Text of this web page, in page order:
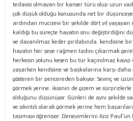
tedavisi olmayan bir kanser türü olup uzun
çok düşük olduğu konusunda net bir
ardından mucizevi bir şekilde dört yıl yaşayan
kaldığı bu süreçte hayatın onu değiştirdiğini
ve dayanılmaz keder girdabında, kendisine bir
hayatın her şeye rağmen tadını çıkarmak
herkesin yolunu kesen bu tür kaçınılmaz kayıp
yaşarken kendisine ve başkalarına karşı daha
gösteren bir pencereden bakıyor. Sevinç ve
görmek yerine, ikisinin de gizem ve
olduğunu düşünüyor. Günleri de aynı şekilde
ve sıkıntılı olarak görmek yerine hem
taşımayı öğreniyor. Deneyimlerini Aziz Paul'un